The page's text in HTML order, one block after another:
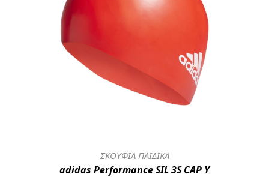
ΣΚΟΥΦΙΑ ΠΑΙΔΙΚΑ
adidas Performance SIL 3S CAP Y